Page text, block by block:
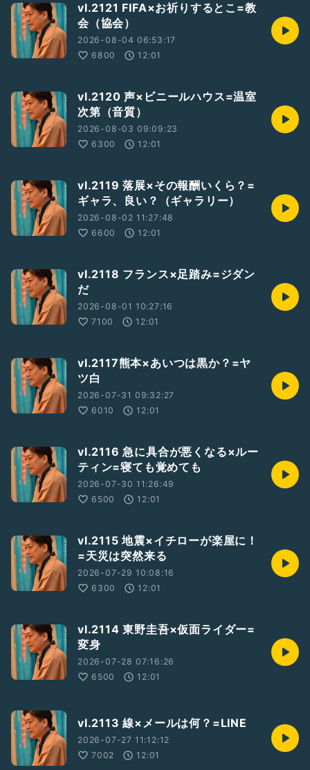
vl.2121 FIFA×お祈りするとこ=教
会（協会）
2026-08-04 06:53:17
6800
12:01
vl.2120 声×ビニールハウス=温室
次第（音質）
2026-08-03 09:09:23
6300
12:01
vl.2119 落展×その報酬いくら？=
ギャラ、良い？（ギャラリー）
2026-08-02 11:27:48
6600
12:01
vl.2118 フランス×足踏み=ジダン
だ
2026-08-01 10:27:16
7100
12:01
vl.2117熊本×あいつは黒か？=ヤ
ツ白
2026-07-31 09:32:27
6010
12:01
vl.2116 急に具合が悪くなる×ルー
ティン=寝ても覚めても
2026-07-30 11:26:49
6500
12:01
vl.2115 地震×イチローが楽屋に！
=天災は突然来る
2026-07-29 10:08:16
6300
12:01
vl.2114 東野圭吾×仮面ライダー=
変身
2026-07-28 07:16:26
6500
12:01
vl.2113 線×メールは何？=LINE
2026-07-27 11:12:12
7002
12:01